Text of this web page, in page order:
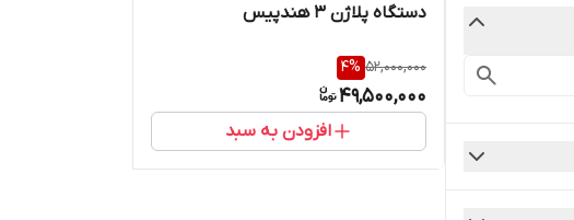
دستگاه پلاژن 3 هندپیس
52,000,000
4%
49,500,000
افزودن به سبد